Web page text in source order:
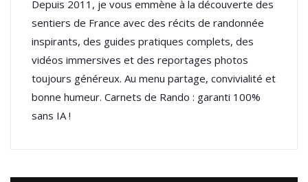
Depuis 2011, je vous emmène à la découverte des
sentiers de France avec des récits de randonnée
inspirants, des guides pratiques complets, des
vidéos immersives et des reportages photos
toujours généreux. Au menu partage, convivialité et
bonne humeur. Carnets de Rando : garanti 100%
sans IA !